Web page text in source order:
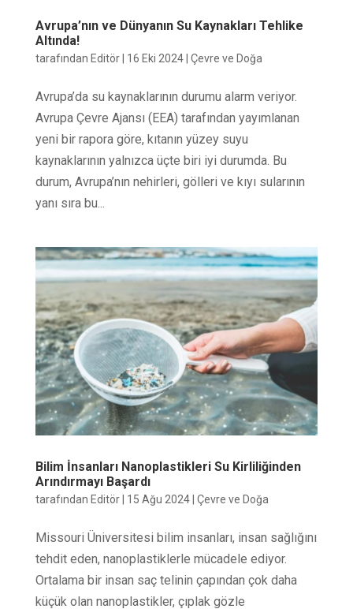
Avrupa’nın ve Dünyanın Su Kaynakları Tehlike
Altında!
tarafından Editör| 16 Eki 2024| Çevre ve Doğa
Avrupa’da su kaynaklarının durumu alarm veriyor.
Avrupa Çevre Ajansı (EEA) tarafından yayımlanan
yeni bir rapora göre, kıtanın yüzey suyu
kaynaklarının yalnızca üçte biri iyi durumda. Bu
durum, Avrupa’nın nehirleri, gölleri ve kıyı sularının
yanı sıra bu...
Bilim İnsanları Nanoplastikleri Su Kirliliğinden
Arındırmayı Başardı
tarafından Editör| 15 Ağu 2024| Çevre ve Doğa
Missouri Üniversitesi bilim insanları, insan sağlığını
tehdit eden, nanoplastiklerle mücadele ediyor.
Ortalama bir insan saç telinin çapından çok daha
küçük olan nanoplastikler, çıplak gözle